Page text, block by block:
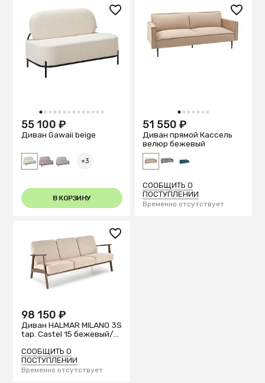
1 2 3 4 5 6 7 8 9 1011121314
55 100 ₽
Диван Gawaii beige
+3
В КОРЗИНУ
1 2 3 4 5 6 7
51 550 ₽
Диван прямой Кассель
велюр бежевый
СООБЩИТЬ О
ПОСТУПЛЕНИИ
Временно отсутствует
98 150 ₽
Диван HALMAR MILANO 3S
tap. Castel 15 бежевый/
СООБЩИТЬ О
ПОСТУПЛЕНИИ
Временно отсутствует